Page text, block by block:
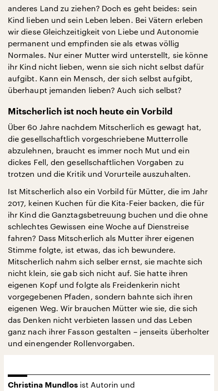
anderes Land zu ziehen? Doch es geht beides: sein
Kind lieben und sein Leben leben. Bei Vätern erleben
wir diese Gleichzeitigkeit von Liebe und Autonomie
permanent und empfinden sie als etwas völlig
Normales. Nur einer Mutter wird unterstellt, sie könne
ihr Kind nicht lieben, wenn sie sich nicht selbst dafür
aufgibt. Kann ein Mensch, der sich selbst aufgibt,
überhaupt jemanden lieben? Auch sich selbst?
Mitscherlich ist noch heute ein Vorbild
Über 60 Jahre nachdem Mitscherlich es gewagt hat,
die gesellschaftlich vorgeschriebene Mutterrolle
abzulehnen, braucht es immer noch Mut und ein
dickes Fell, den gesellschaftlichen Vorgaben zu
trotzen und die Kritik und Vorurteile auszuhalten.
Ist Mitscherlich also ein Vorbild für Mütter, die im Jahr
2017, keinen Kuchen für die Kita-Feier backen, die für
ihr Kind die Ganztagsbetreuung buchen und die ohne
schlechtes Gewissen eine Woche auf Dienstreise
fahren? Dass Mitscherlich als Mutter ihrer eigenen
Stimme folgte, ist etwas, das ich bewundere.
Mitscherlich nahm sich selber ernst, sie machte sich
nicht klein, sie gab sich nicht auf. Sie hatte ihren
eigenen Kopf und folgte als Freidenkerin nicht
vorgegebenen Pfaden, sondern bahnte sich ihren
eigenen Weg. Wir brauchen Mütter wie sie, die sich
das Denken nicht verbieten lassen und das Leben
ganz nach ihrer Fasson gestalten – jenseits überholter
und einengender Rollenvorgaben.
Christina Mundlos ist Autorin und